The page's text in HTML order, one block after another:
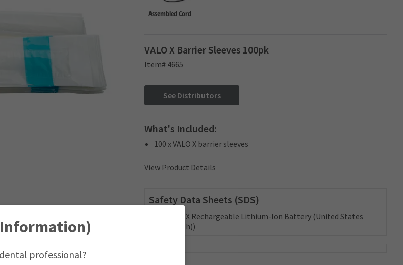
Assembled Cord
VALO X Barrier Sleeves 100pk
Item# 4665
See Distributors
What's Included:
100 x VALO X barrier sleeves
View Product Details
Safety Data Sheets (SDS)
VALO™ X Rechargeable Lithium-Ion Battery (United States
(English))
professional?